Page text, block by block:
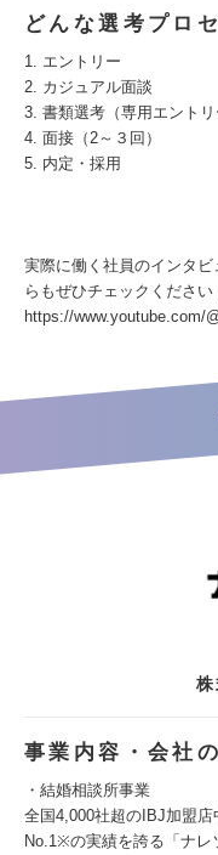
どんな選考プロ
1. エントリー
2. カジュアル面談
3. 書類選考（専用エント
4. 面接（2～３回）
5. 内定・採用
実際に働く社員のインタ
らもぜひチェックください
https://www.youtube.com/
株
事業内容・会社
・結婚相談所事業
全国4,000社超のIBJ加盟
No.1※の実績を誇る「ナレ